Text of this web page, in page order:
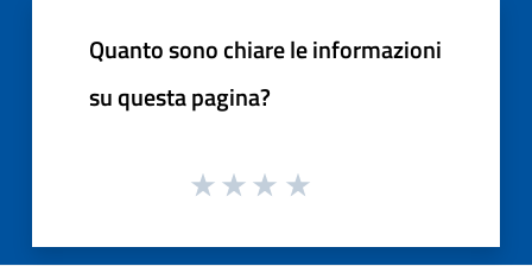
Quanto sono chiare le informazioni
su questa pagina?